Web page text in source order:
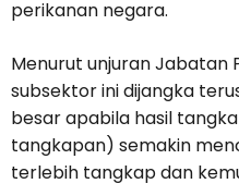
perikanan negara.
Menurut unjuran Jabatan
subsektor ini dijangka
besar apabila hasil
tangkapan) semakin
terlebih tangkap dan